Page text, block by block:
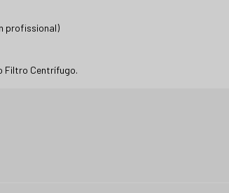
profissional)
Filtro Centrífugo.